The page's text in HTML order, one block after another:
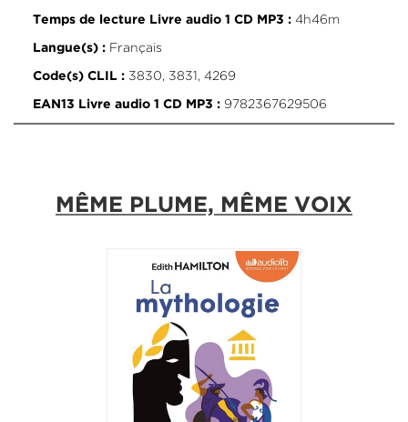
Temps de lecture Livre audio 1 CD MP3 :4h46m
Langue(s) :Français
Code(s) CLIL :3830, 3831, 4269
EAN13 Livre audio 1 CD MP3 :9782367629506
MÊME PLUME, MÊME VOIX